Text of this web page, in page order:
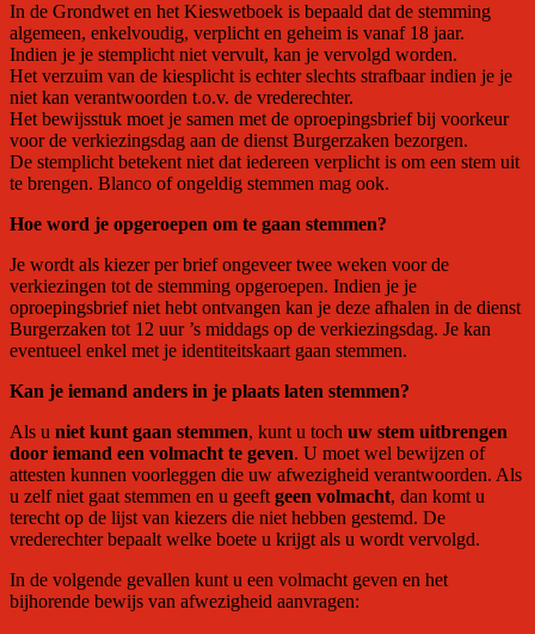
In de Grondwet en het Kieswetboek is bepaald dat de stemming
algemeen, enkelvoudig, verplicht en geheim is vanaf 18 jaar.
Indien je je stemplicht niet vervult, kan je vervolgd worden.
Het verzuim van de kiesplicht is echter slechts strafbaar indien je je
niet kan verantwoorden t.o.v. de vrederechter.
Het bewijsstuk moet je samen met de oproepingsbrief bij voorkeur
voor de verkiezingsdag aan de dienst Burgerzaken bezorgen.
De stemplicht betekent niet dat iedereen verplicht is om een stem uit
te brengen. Blanco of ongeldig stemmen mag ook.
Hoe word je opgeroepen om te gaan stemmen?
Je wordt als kiezer per brief ongeveer twee weken voor de
verkiezingen tot de stemming opgeroepen. Indien je je
oproepingsbrief niet hebt ontvangen kan je deze afhalen in de dienst
Burgerzaken tot 12 uur ’s middags op de verkiezingsdag. Je kan
eventueel enkel met je identiteitskaart gaan stemmen.
Kan je iemand anders in je plaats laten stemmen?
Als u niet kunt gaan stemmen, kunt u toch uw stem uitbrengen
door iemand een volmacht te geven. U moet wel bewijzen of
attesten kunnen voorleggen die uw afwezigheid verantwoorden. Als
u zelf niet gaat stemmen en u geeft geen volmacht, dan komt u
terecht op de lijst van kiezers die niet hebben gestemd. De
vrederechter bepaalt welke boete u krijgt als u wordt vervolgd.
In de volgende gevallen kunt u een volmacht geven en het
bijhorende bewijs van afwezigheid aanvragen: